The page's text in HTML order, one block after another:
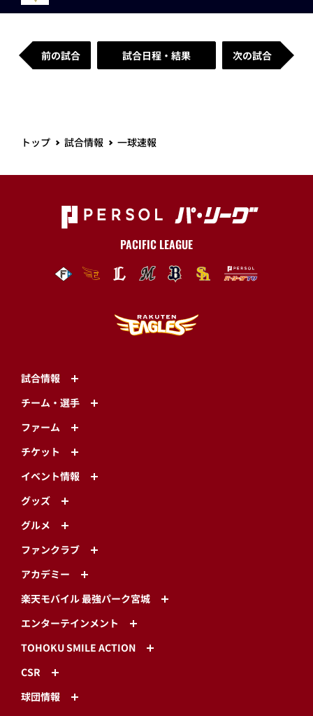
前の試合 試合日程・結果 次の試合
トップ 試合情報 一球速報
PACIFIC LEAGUE
試合情報
チーム・選手
ファーム
チケット
イベント情報
グッズ
グルメ
ファンクラブ
アカデミー
楽天モバイル 最強パーク宮城
エンターテインメント
TOHOKU SMILE ACTION
CSR
球団情報